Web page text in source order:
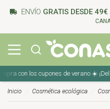
ENVÍO GRATIS DESDE 49€
con los cupones de verano ☀️ ¡Del
Inicio Cosmética ecológica